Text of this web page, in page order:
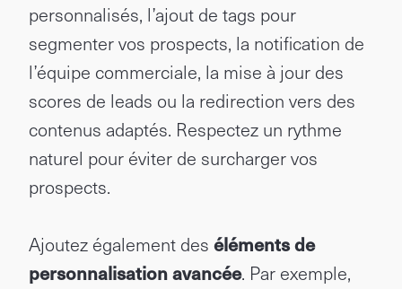
personnalisés, l’ajout de tags pour
segmenter vos prospects, la notification de
l’équipe commerciale, la mise à jour des
scores de leads ou la redirection vers des
contenus adaptés. Respectez un rythme
naturel pour éviter de surcharger vos
prospects.
Ajoutez également des éléments de
personnalisation avancée. Par exemple,